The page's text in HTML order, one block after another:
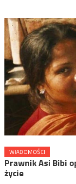
WIADOMOŚCI
Prawnik Asi Bibi
życie